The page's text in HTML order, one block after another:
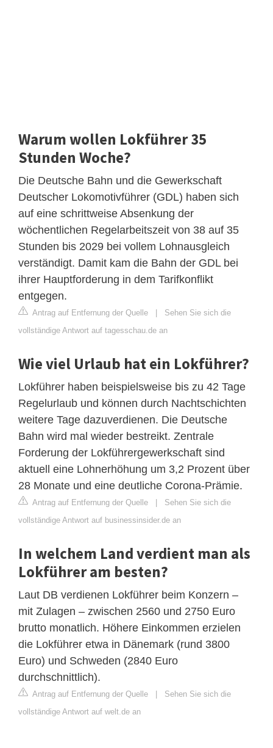
Warum wollen Lokführer 35
Stunden Woche?
Die Deutsche Bahn und die Gewerkschaft
Deutscher Lokomotivführer (GDL) haben sich
auf eine schrittweise Absenkung der
wöchentlichen Regelarbeitszeit von 38 auf 35
Stunden bis 2029 bei vollem Lohnausgleich
verständigt. Damit kam die Bahn der GDL bei
ihrer Hauptforderung in dem Tarifkonflikt
entgegen.
Antrag auf Entfernung der Quelle | Sehen Sie sich die
vollständige Antwort auf tagesschau.de an
Wie viel Urlaub hat ein Lokführer?
Lokführer haben beispielsweise bis zu 42 Tage
Regelurlaub und können durch Nachtschichten
weitere Tage dazuverdienen. Die Deutsche
Bahn wird mal wieder bestreikt. Zentrale
Forderung der Lokführergewerkschaft sind
aktuell eine Lohnerhöhung um 3,2 Prozent über
28 Monate und eine deutliche Corona-Prämie.
Antrag auf Entfernung der Quelle | Sehen Sie sich die
vollständige Antwort auf businessinsider.de an
In welchem Land verdient man als
Lokführer am besten?
Laut DB verdienen Lokführer beim Konzern –
mit Zulagen – zwischen 2560 und 2750 Euro
brutto monatlich. Höhere Einkommen erzielen
die Lokführer etwa in Dänemark (rund 3800
Euro) und Schweden (2840 Euro
durchschnittlich).
Antrag auf Entfernung der Quelle | Sehen Sie sich die
vollständige Antwort auf welt.de an